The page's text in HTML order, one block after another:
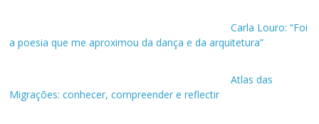
Carla Louro: “Foi
a poesia que me aproximou da dança e da arquitetura”
Atlas das
Migrações: conhecer, compreender e reflectir